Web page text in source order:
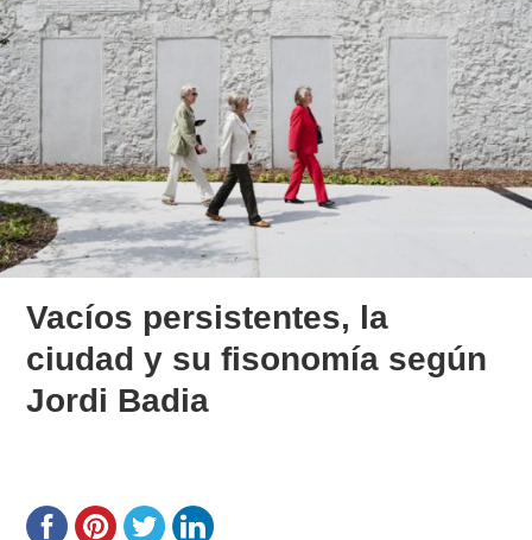
Vacíos persistentes, la
ciudad y su fisonomía según
Jordi Badia